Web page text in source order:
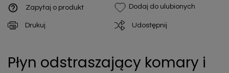
help_outline Zapytaj o produkt Dodaj do ulubionych
Drukuj Udostępnij
Płyn odstraszający komary i